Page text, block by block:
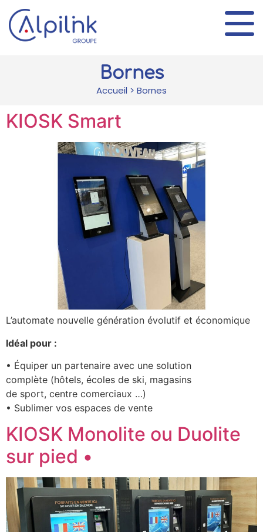
Bornes
Accueil > Bornes
KIOSK Smart
L’automate nouvelle génération évolutif et économique
Idéal pour :
• Équiper un partenaire avec une solution
complète (hôtels, écoles de ski, magasins
de sport, centre comerciaux …)
• Sublimer vos espaces de vente
KIOSK Monolite ou Duolite
sur pied •